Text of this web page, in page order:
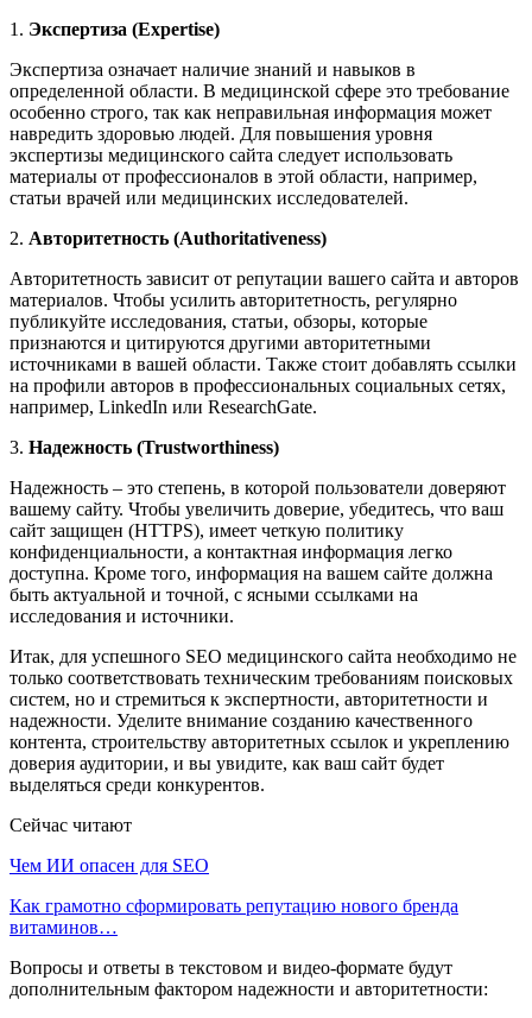
1. Экспертиза (Expertise)
Экспертиза означает наличие знаний и навыков в
определенной области. В медицинской сфере это требование
особенно строго, так как неправильная информация может
навредить здоровью людей. Для повышения уровня
экспертизы медицинского сайта следует использовать
материалы от профессионалов в этой области, например,
статьи врачей или медицинских исследователей.
2. Авторитетность (Authoritativeness)
Авторитетность зависит от репутации вашего сайта и авторов
материалов. Чтобы усилить авторитетность, регулярно
публикуйте исследования, статьи, обзоры, которые
признаются и цитируются другими авторитетными
источниками в вашей области. Также стоит добавлять ссылки
на профили авторов в профессиональных социальных сетях,
например, LinkedIn или ResearchGate.
3. Надежность (Trustworthiness)
Надежность – это степень, в которой пользователи доверяют
вашему сайту. Чтобы увеличить доверие, убедитесь, что ваш
сайт защищен (HTTPS), имеет четкую политику
конфиденциальности, а контактная информация легко
доступна. Кроме того, информация на вашем сайте должна
быть актуальной и точной, с ясными ссылками на
исследования и источники.
Итак, для успешного SEO медицинского сайта необходимо не
только соответствовать техническим требованиям поисковых
систем, но и стремиться к экспертности, авторитетности и
надежности. Уделите внимание созданию качественного
контента, строительству авторитетных ссылок и укреплению
доверия аудитории, и вы увидите, как ваш сайт будет
выделяться среди конкурентов.
Сейчас читают
Чем ИИ опасен для SEO
Как грамотно сформировать репутацию нового бренда
витаминов…
Вопросы и ответы в текстовом и видео-формате будут
дополнительным фактором надежности и авторитетности: